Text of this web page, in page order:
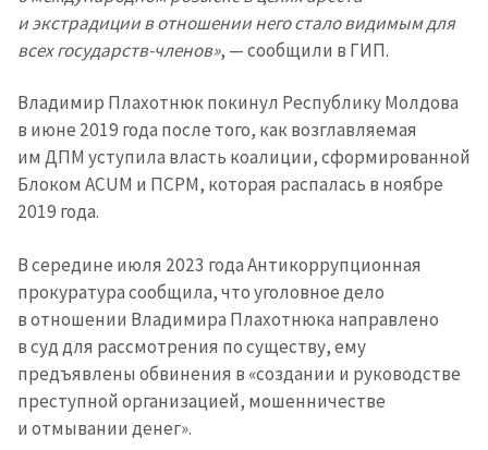
и экстрадиции в отношении него стало видимым для
всех государств-членов», — сообщили в ГИП.
Владимир Плахотнюк покинул Республику Молдова
в июне 2019 года после того, как возглавляемая
им ДПМ уступила власть коалиции, сформированной
Блоком ACUM и ПСРМ, которая распалась в ноябре
2019 года.
В середине июля 2023 года Антикоррупционная
прокуратура сообщила, что уголовное дело
в отношении Владимира Плахотнюка направлено
в суд для рассмотрения по существу, ему
предъявлены обвинения в «создании и руководстве
преступной организацией, мошенничестве
и отмывании денег».
+ Добавить
заголовок
Фотография
+ Загрузить
изображение
Ссылка на медиа
+ Добавить ссылку на
медиа
Текст новости
+ Добавить текст
КОНТАКТНЫЙ ИСТОЧНИК
Анонимный источник
Имя + Моё имя